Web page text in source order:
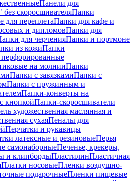
Панели для
скоросшивателяПапки
для переплетаПапки для кафе и
и дипломовПапки для
для черченияПапки и портмоне
из кожиПапки
на молнииПапки
Папки с завязкамиПапки с
Папки с пружинным и
Папки-конверты на
кнопкойПапки-скоросшиватели
художественная маслянная и
сухаяПеналы для
Перчатки и рукавицы
латексные и резиновыеПерья
самонаборныеПеченье, крекеры,
и клипбордыПластилинПластичная
Платки носовыеПленки воздушно-
подарочныеПленки пищевые